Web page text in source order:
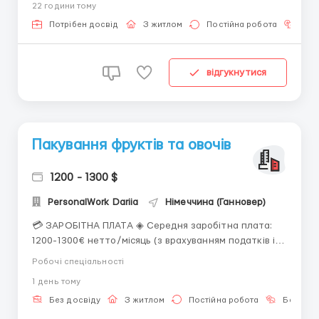
жестким штрафным санкциям. Кроме того, прямое
оформление рабочих в штат в ЕС несет огромную
22 години тому
Потрібен досвід З житлом Постійна робота
відгукнутися
Пакування фруктів та овочів
1200 - 1300 $
PersonalWork Dariia Німеччина (Ганновер)
💳 ЗАРОБІТНА ПЛАТА ◈ Середня заробітна плата:
1200-1300€ нетто/місяць (з врахуванням податків і
житла); 52 000-56 000 грн; 1260-1370$. ◈ 14 євро/
недільні та нічні зміни оплачується додатково (100%,
25% та 25% відповідно). ◈ Заробітна плата п...
Робочі спеціальності
1 день тому
Без досвіду З житлом Постійна робота Без